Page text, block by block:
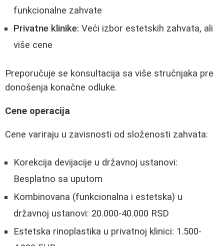
funkcionalne zahvate
Privatne klinike: Veći izbor estetskih zahvata, ali
više cene
Preporučuje se konsultacija sa više stručnjaka pre
donošenja konačne odluke.
Cene operacija
Cene variraju u zavisnosti od složenosti zahvata:
Korekcija devijacije u državnoj ustanovi:
Besplatno sa uputom
Kombinovana (funkcionalna i estetska) u
državnoj ustanovi: 20.000-40.000 RSD
Estetska rinoplastika u privatnoj klinici: 1.500-